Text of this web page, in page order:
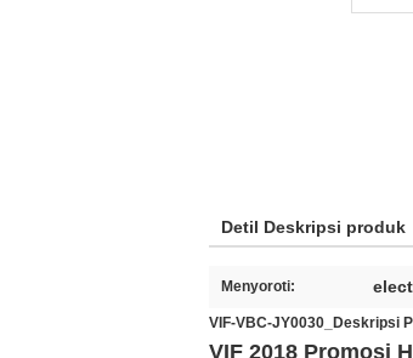
Detil Deskripsi produk
Menyoroti:
VIF-VBC-JY0030_Deskripsi
VIF 2018 Promosi